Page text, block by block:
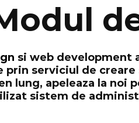
si web development
serviciul de
lung, apeleaza la
sistem de